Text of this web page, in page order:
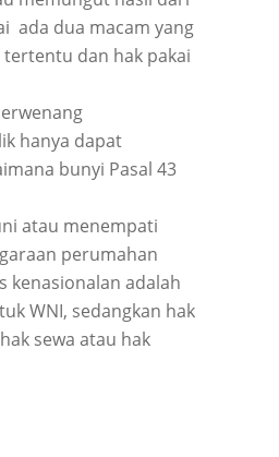
ada dua macam yang
tertentu dan hak pakai
hanya dapat
bunyi Pasal 43
atau menempati
perumahan
kenasionalan adalah
WNI, sedangkan hak
sewa atau hak